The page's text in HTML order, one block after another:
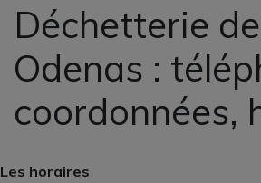
Déchetterie de
Odenas :
coordonnées,
Les horaires